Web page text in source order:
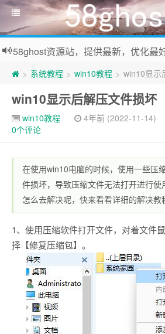
> 系统教程 > win10教程 > win10显示
win10显示后解压文件损坏
win10教程 4年前 (2022-11-14)
0个评论
在使用win10电脑的时候，使用一些压
件损坏，导致压缩文件无法打开进行
怎么去解决呢，快来看看详细的解决教
1、使用压缩软件打开文件，对着文件
择【修复压缩包】。